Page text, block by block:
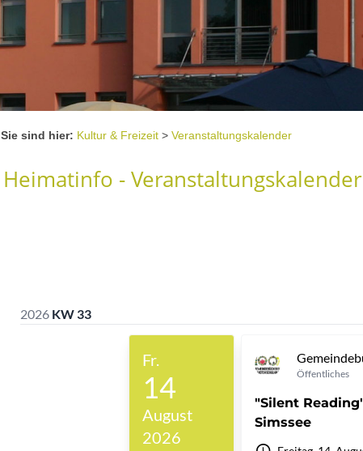
Sie sind hier: Kultur & Freizeit > Veranstaltungskalender
Heimatinfo - Veranstaltungskalender